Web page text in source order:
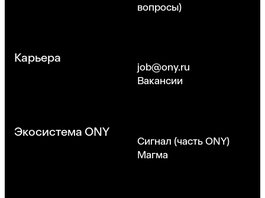
вопросы)
Карьера
job@ony.ru
Вакансии
Экосистема ONY
Сигнал (часть ONY)
Магма